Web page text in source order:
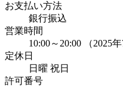
お支払い方法
銀行振込
営業時間
10:00～20:00 （2025
定休日
日曜 祝日
許可番号